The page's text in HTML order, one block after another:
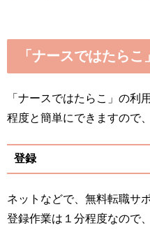
「ナースではたら
「ナースではたらこ」の利
程度と簡単にできますので
登録
ネットなどで、無料転職サ
登録作業は１分程度なので